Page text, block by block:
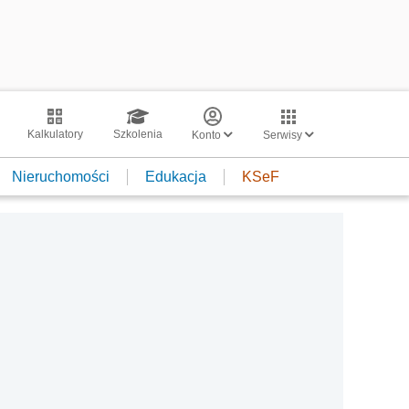
Kalkulatory Szkolenia Konto Serwisy
Nieruchomości Edukacja KSeF